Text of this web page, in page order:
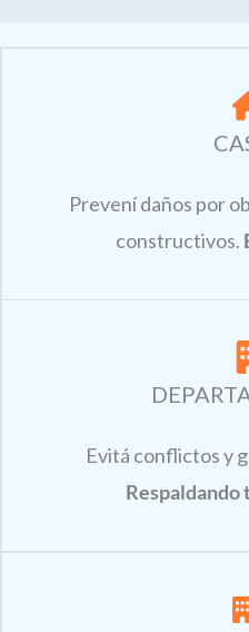
Prevení daños por
constructivos.
Evitá conflictos y
Respaldando